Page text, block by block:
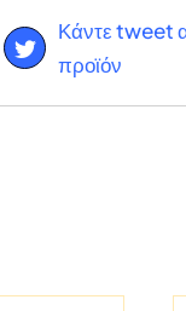
Κάντε tweet
προϊόν